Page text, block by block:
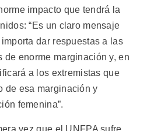
impacto que tendrá la
“Es un claro mensaje
dar respuestas a las
de enorme marginación y, en
a los extremistas que
de esa marginación y
femenina”.
vez que el UNFPA sufre